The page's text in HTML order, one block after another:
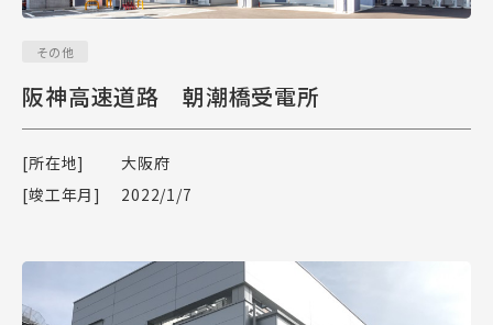
その他
阪神高速道路 朝潮橋受電所
[所在地]
大阪府
[竣工年月]
2022/1/7